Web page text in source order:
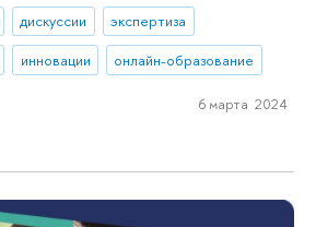
дискуссии
экспертиза
инновации онлайн-образование
6 марта 2024